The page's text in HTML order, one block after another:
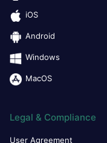
iOS
Android
Windows
MacOS
Legal & Compliance
User Agreement